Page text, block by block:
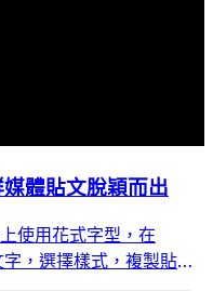
體貼文脫穎而出
使用花式字型，在
，選擇樣式，複製貼上